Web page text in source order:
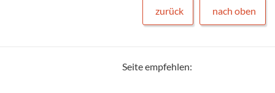
zurück nach oben
Seite empfehlen: